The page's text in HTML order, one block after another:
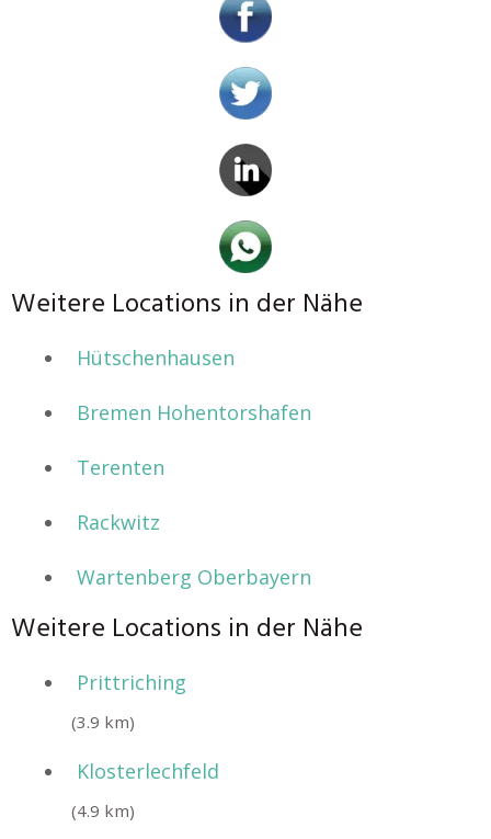
Weitere Locations in der Nähe
Hütschenhausen
Bremen Hohentorshafen
Terenten
Rackwitz
Wartenberg Oberbayern
Weitere Locations in der Nähe
Prittriching
(3.9 km)
Klosterlechfeld
(4.9 km)